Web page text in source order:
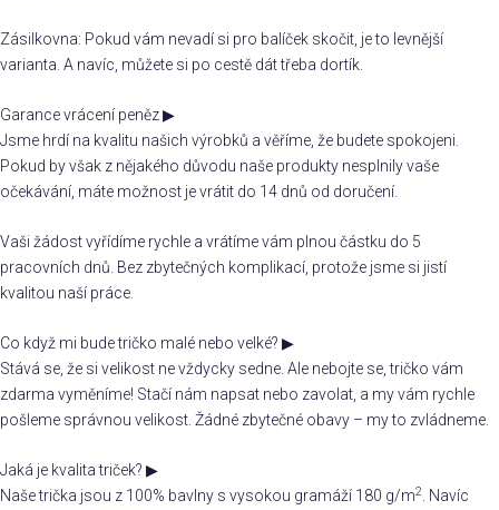
Zásilkovna: Pokud vám nevadí si pro balíček skočit, je to levnější
varianta. A navíc, můžete si po cestě dát třeba dortík.
Garance vrácení peněz▶
Jsme hrdí na kvalitu našich výrobků a věříme, že budete spokojeni.
Pokud by však z nějakého důvodu naše produkty nesplnily vaše
očekávání, máte možnost je vrátit do 14 dnů od doručení.
Vaši žádost vyřídíme rychle a vrátíme vám plnou částku do 5
pracovních dnů. Bez zbytečných komplikací, protože jsme si jistí
kvalitou naší práce.
Co když mi bude tričko malé nebo velké? ▶
Stává se, že si velikost ne vždycky sedne. Ale nebojte se, tričko vám
zdarma vyměníme! Stačí nám napsat nebo zavolat, a my vám rychle
pošleme správnou velikost. Žádné zbytečné obavy – my to zvládneme.
Jaká je kvalita triček? ▶
Naše trička jsou z 100% bavlny s vysokou gramáží 180 g/m2
. Navíc